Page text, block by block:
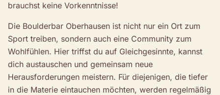
brauchst keine Vorkenntnisse!
Die Boulderbar Oberhausen ist nicht nur ein Ort zum
Sport treiben, sondern auch eine Community zum
Wohlfühlen. Hier triffst du auf Gleichgesinnte, kannst
dich austauschen und gemeinsam neue
Herausforderungen meistern. Für diejenigen, die tiefer
in die Materie eintauchen möchten, werden regelmäßig